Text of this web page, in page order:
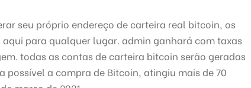
seu próprio endereço de carteira real bitcoin, os
para qualquer lugar. admin ganhará com taxas
todas as contas de carteira bitcoin serão geradas
possível a compra de Bitcoin, atingiu mais de 70